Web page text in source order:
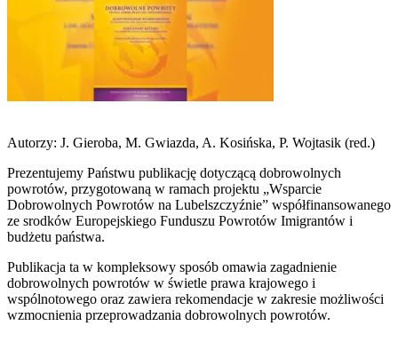
Autorzy: J. Gieroba, M. Gwiazda, A. Kosińska, P. Wojtasik (red.)
Prezentujemy Państwu publikację dotyczącą dobrowolnych
powrotów, przygotowaną w ramach projektu „Wsparcie
Dobrowolnych Powrotów na Lubelszczyźnie” współfinansowanego
ze srodków Europejskiego Funduszu Powrotów Imigrantów i
budżetu państwa.
Publikacja ta w kompleksowy sposób omawia zagadnienie
dobrowolnych powrotów w świetle prawa krajowego i
wspólnotowego oraz zawiera rekomendacje w zakresie możliwości
wzmocnienia przeprowadzania dobrowolnych powrotów.